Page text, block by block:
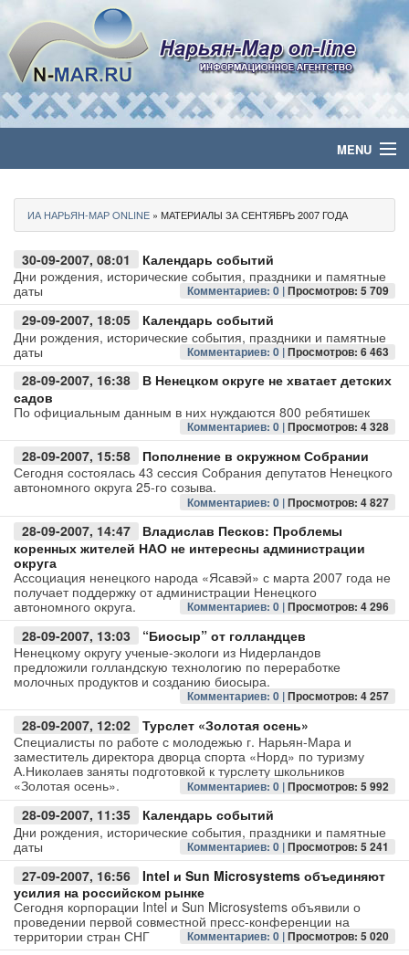
MENU
Политика
Бизнес
Общество
Культура
Медиа
Авто
Спорт
Контакты
ИА НАРЬЯН-МАР ONLINE » МАТЕРИАЛЫ ЗА СЕНТЯБРЬ 2007 ГОДА
30-09-2007, 08:01
Календарь событий
Дни рождения, исторические события, праздники и памятные
даты
Комментариев: 0 |Просмотров: 5 709
29-09-2007, 18:05
Календарь событий
Дни рождения, исторические события, праздники и памятные
даты
Комментариев: 0 |Просмотров: 6 463
28-09-2007, 16:38
В Ненецком округе не хватает детских
садов
По официальным данным в них нуждаются 800 ребятишек
Комментариев: 0 |Просмотров: 4 328
28-09-2007, 15:58
Пополнение в окружном Собрании
Сегодня состоялась 43 сессия Собрания депутатов Ненецкого
автономного округа 25-го созыва.
Комментариев: 0 |Просмотров: 4 827
28-09-2007, 14:47
Владислав Песков: Проблемы
коренных жителей НАО не интересны администрации
округа
Ассоциация ненецкого народа «Ясавэй» с марта 2007 года не
получает поддержку от администрации Ненецкого
автономного округа.
Комментариев: 0 |Просмотров: 4 296
28-09-2007, 13:03
“Биосыр” от голландцев
Ненецкому округу ученые-экологи из Нидерландов
предложили голландскую технологию по переработке
молочных продуктов и созданию биосыра.
Комментариев: 0 |Просмотров: 4 257
28-09-2007, 12:02
Турслет «Золотая осень»
Специалисты по работе с молодежью г. Нарьян-Мара и
заместитель директора дворца спорта «Норд» по туризму
А.Николаев заняты подготовкой к турслету школьников
«Золотая осень».
Комментариев: 0 |Просмотров: 5 992
28-09-2007, 11:35
Календарь событий
Дни рождения, исторические события, праздники и памятные
даты
Комментариев: 0 |Просмотров: 5 241
27-09-2007, 16:56
Intel и Sun Microsystems объединяют
усилия на российском рынке
Сегодня корпорации Intel и Sun Microsystems объявили о
проведении первой совместной пресс-конференции на
территории стран СНГ
Комментариев: 0 |Просмотров: 5 020